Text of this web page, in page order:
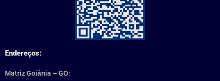
Endereços:
Matriz Goiânia – GO: